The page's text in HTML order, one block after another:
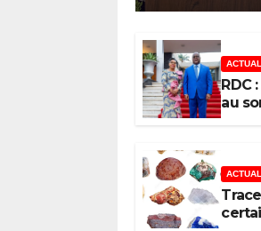
pays de
l’Union
pour le
RDC
au